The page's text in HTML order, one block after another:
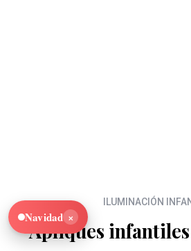
ILUMINACIÓN
Apliques
Navidad ×